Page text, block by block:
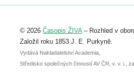
Registrovat se můžete do 6. září.
abstraktu přihlášené přednášky nebo
posteru je už 30. června.
© 2026 Časopis ŽIVA– Rozhled v
Založil roku 1853 J. E. Purkyně.
Vydává Nakladatelství Academia,
Středisko společných činností AV ČR, v. v. i.,